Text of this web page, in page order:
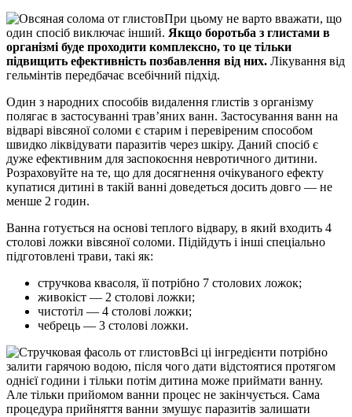
При цьому не варто вважати, що
один спосіб виключає інший. Якщо боротьба з глистами в
організмі буде проходити комплексно, то це тільки
підвищить ефективність позбавлення від них. Лікування від
гельмінтів передбачає всебічний підхід.
Один з народних способів видалення глистів з організму
полягає в застосуванні трав’яних ванн. Застосування ванн на
відварі вівсяної соломи є старим і перевіреним способом
швидко ліквідувати паразитів через шкіру. Даний спосіб є
дуже ефективним для заспокоєння невротичного дитини.
Розраховуйте на те, що для досягнення очікуваного ефекту
купатися дитині в такій ванні доведеться досить довго — не
менше 2 годин.
Ванна готується на основі теплого відвару, в який входить 4
столові ложки вівсяної соломи. Підійдуть і інші спеціально
підготовлені трави, такі як:
стручкова квасоля, її потрібно 7 столових ложок;
живокіст — 2 столові ложки;
чистотіл — 4 столові ложки;
чебрець — 3 столові ложки.
Всі ці інгредієнти потрібно
залити гарячою водою, після чого дати відстоятися протягом
однієї години і тільки потім дитина може приймати ванну.
Але тільки прийомом ванни процес не закінчується. Сама
процедура прийняття ванни змушує паразитів залишати